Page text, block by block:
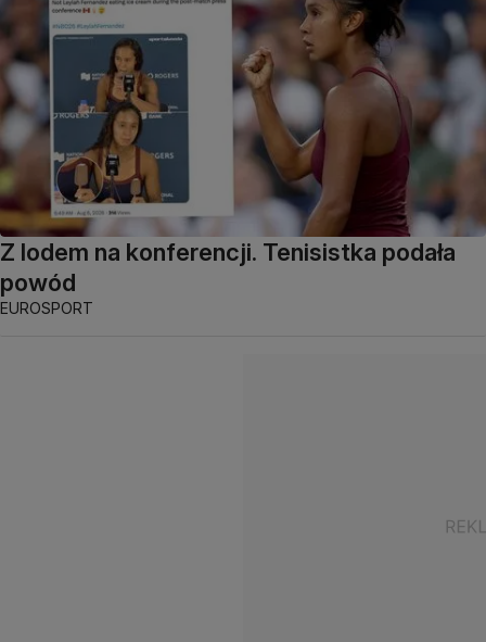
Z lodem na konferencji. Tenisistka podała
powód
EUROSPORT